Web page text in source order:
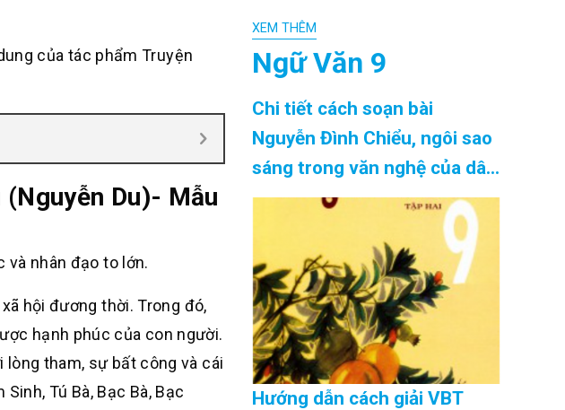
của tác phẩm Truyện
Du)- Mẫu
nhân đạo to lớn.
hội đương thời. Trong đó,
hạnh phúc của con người.
tham, sự bất công và cái
Tú Bà, Bạc Bà, Bạc
XEM THÊM
Ngữ Văn 9
Chi tiết cách soạn bài
Nguyễn Đình Chiểu, ngôi sao
sáng trong văn nghệ của dân
tộc siêu ngắn chính xác nhất
Hướng dẫn cách giải VBT